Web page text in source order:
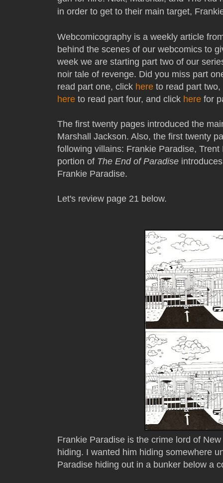
in order to get to their main target,
Webcomicography is a weekly article
behind the scenes of our webcomics to
week we are starting part two of our
noir tale of revenge. Did you miss part
read part one, click here to read part
here to read part four, and click here for
The first twenty pages introduced the
Marshall Jackson. Also, the first twenty
following villains: Frankie Paradise,
portion of The End of Paradise
Frankie Paradise.
Let's review page 21 below.
Frankie Paradise is the crime lord of
hiding. I wanted him hiding somewhere
Paradise hiding out in a bunker below a